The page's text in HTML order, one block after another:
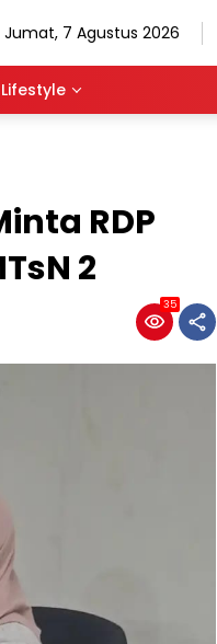
Jumat, 7 Agustus 2026
Lifestyle
RDP
2
35